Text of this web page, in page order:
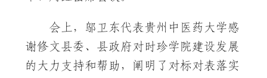
会上，邬卫东代表贵州中医药大学感
谢修文县委、县政府对时珍学院建设发展
的大力支持和帮助，阐明了对标对表落实